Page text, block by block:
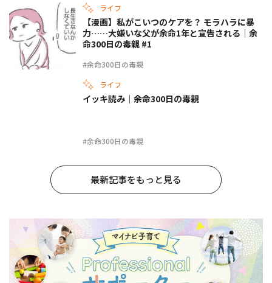
ライフ
#余命300日の毒親
【漫画】私がこいつのケアを？ モラハラに暴
力……大嫌いな父が余命1年と宣告される｜余
命300日の毒親 #1
ライフ
#余命300日の毒親
イッキ読み｜余命300日の毒親
最新記事をもっと見る